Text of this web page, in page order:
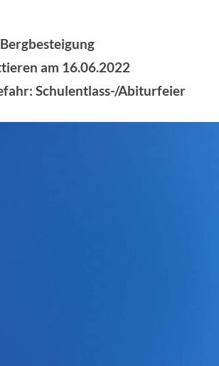
am 16.06.2022
Schulentlass-/Abiturfeier